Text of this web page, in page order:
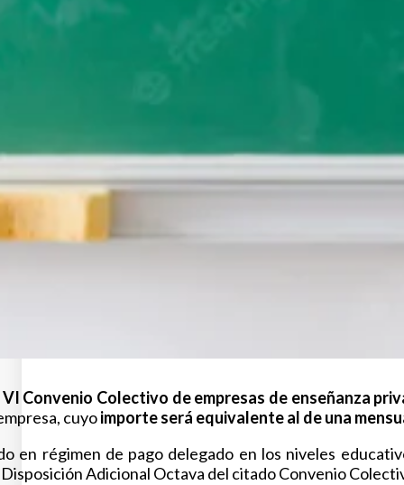
VI Convenio Colectivo de empresas de enseñanza
cuyoimporte será equivalente al de una
en régimen de pago delegado en los niveles
Adicional Octava del citado Convenio